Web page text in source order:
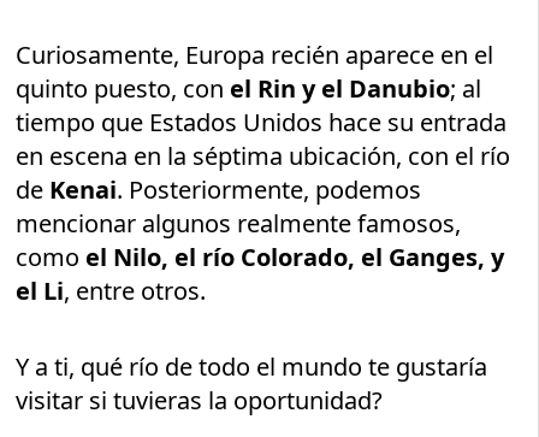
Curiosamente, Europa recién aparece en el
quinto puesto, con el Rin y el Danubio; al
tiempo que Estados Unidos hace su entrada
en escena en la séptima ubicación, con el río
de Kenai. Posteriormente, podemos
mencionar algunos realmente famosos,
como el Nilo, el río Colorado, el Ganges, y
el Li, entre otros.
Y a ti, qué río de todo el mundo te gustaría
visitar si tuvieras la oportunidad?